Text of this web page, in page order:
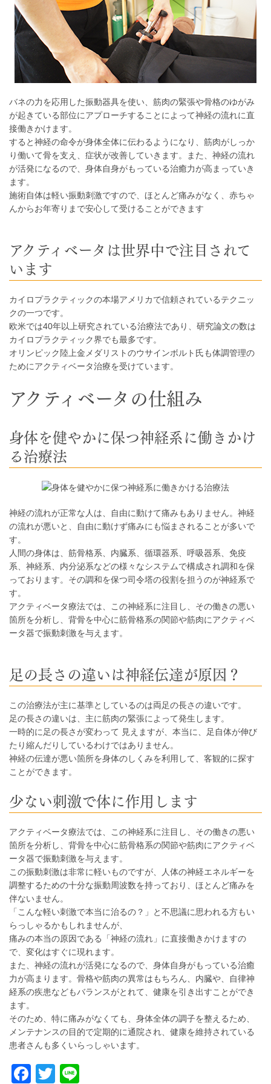
バネの力を応用した振動器具を使い、筋肉の緊張や骨格のゆがみ
が起きている部位にアプローチすることによって神経の流れに直
接働きかけます。
すると神経の命令が身体全体に伝わるようになり、筋肉がしっか
り働いて骨を支え、症状が改善していきます。また、神経の流れ
が活発になるので、身体自身がもっている治癒力が高まっていき
ます。
施術自体は軽い振動刺激ですので、ほとんど痛みがなく、赤ちゃ
んからお年寄りまで安心して受けることができます
アクティベータは世界中で注目されて
います
カイロプラクティックの本場アメリカで信頼されているテクニッ
クの一つです。
欧米では40年以上研究されている治療法であり、研究論文の数は
カイロプラクティック界でも最多です。
オリンピック陸上金メダリストのウサインボルト氏も体調管理の
ためにアクティベータ治療を受けています。
アクティベータの仕組み
身体を健やかに保つ神経系に働きかけ
る治療法
神経の流れが正常な人は、自由に動けて痛みもありません。 神経
の流れが悪いと、自由に動けず痛みにも悩まされることが多いで
す。
人間の身体は、筋骨格系、内臓系、循環器系、呼吸器系、免疫
系、神経系、内分泌系などの様々なシステムで構成され調和を保
っております。その調和を保つ司令塔の役割を担うのが神経系で
す。
アクティベータ療法では、この神経系に注目し、その働きの悪い
箇所を分析し、背骨を中心に筋骨格系の関節や筋肉にアクティベ
ータ器で振動刺激を与えます。
足の長さの違いは神経伝達が原因？
この治療法が主に基準としているのは両足の長さの違いです。
足の長さの違いは、主に筋肉の緊張によって発生します。
一時的に足の長さが変わって 見えますが、本当に、足自体が伸び
たり縮んだりしているわけではありません。
神経の伝達が悪い箇所を身体のしくみを利用して、客観的に探す
ことができます。
少ない刺激で体に作用します
アクティベータ療法では、この神経系に注目し、その働きの悪い
箇所を分析し、背骨を中心に筋骨格系の関節や筋肉にアクティベ
ータ器で振動刺激を与えます。
この振動刺激は非常に軽いものですが、人体の神経エネルギーを
調整するための十分な振動周波数を持っており、ほとんど痛みを
伴ないません。
「こんな軽い刺激で本当に治るの？」と不思議に思われる方もい
らっしゃるかもしれませんが、
痛みの本当の原因である「神経の流れ」に直接働きかけますの
で、変化はすぐに現れます。
また、神経の流れが活発になるので、身体自身がもっている治癒
力が高まります。骨格や筋肉の異常はもちろん、内臓や、自律神
経系の疾患などもバランスがとれて、健康を引き出すことができ
ます。
そのため、特に痛みがなくても、身体全体の調子を整えるため、
メンテナンスの目的で定期的に通院され、健康を維持されている
患者さんも多くいらっしゃいます。
Facebook
Twitter